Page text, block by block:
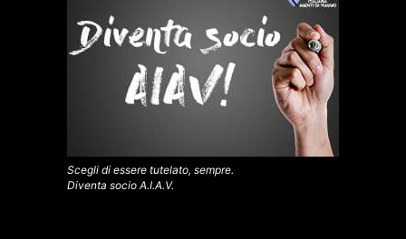
Scegli di essere tutelato, sempre.
Diventa socio A.I.A.V.